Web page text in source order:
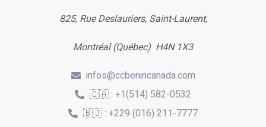
825, Rue Deslauriers, Saint-Laurent,
Montréal (Québec) H4N 1X3
infos@ccbenincanada.com
🇨🇦 : +1(514) 582-0532
🇧🇯 : +229 (016) 211-7777